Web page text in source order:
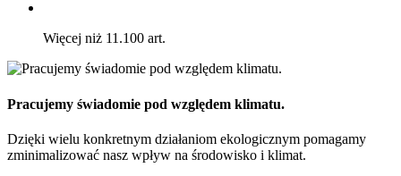
Więcej niż 11.100 art.
Pracujemy świadomie pod względem klimatu.
Dzięki wielu konkretnym działaniom ekologicznym pomagamy
zminimalizować nasz wpływ na środowisko i klimat.